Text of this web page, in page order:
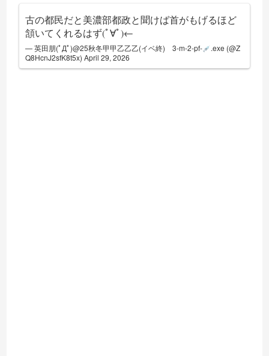
古の都民だと美濃部都政と聞けば首がもげるほど
頷いてくれるはず(ﾟ∀ﾟ)←
— 英田朋(ﾟДﾟ)@25秋冬甲甲乙乙乙(イベ終) 3-m-2-pf-
.exe (@Z
Q8HcnJ2sfK8t5x)April 29, 2026